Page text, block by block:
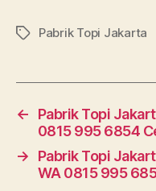
TagsPabrik Topi Jakarta
←
Pabrik Topi
0815 995 6854
→
Pabrik Topi
WA 0815 995